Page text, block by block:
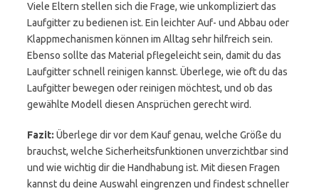
Viele Eltern stellen sich die Frage, wie unkompliziert das
Laufgitter zu bedienen ist. Ein leichter Auf- und Abbau oder
Klappmechanismen können im Alltag sehr hilfreich sein.
Ebenso sollte das Material pflegeleicht sein, damit du das
Laufgitter schnell reinigen kannst. Überlege, wie oft du das
Laufgitter bewegen oder reinigen möchtest, und ob das
gewählte Modell diesen Ansprüchen gerecht wird.
Fazit: Überlege dir vor dem Kauf genau, welche Größe du
brauchst, welche Sicherheitsfunktionen unverzichtbar sind
und wie wichtig dir die Handhabung ist. Mit diesen Fragen
kannst du deine Auswahl eingrenzen und findest schneller